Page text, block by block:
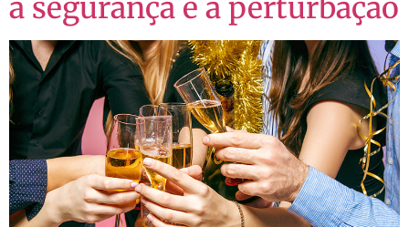
a segurança e a perturbação